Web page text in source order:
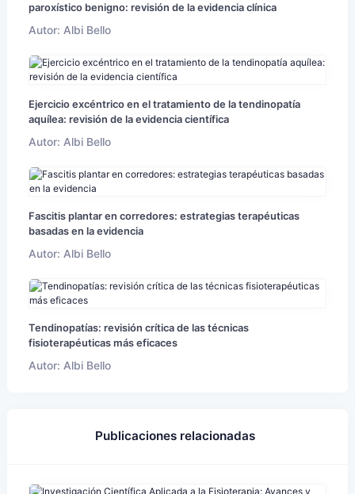
paroxístico benigno: revisión de la evidencia clínica
Autor: Albi Bello
Ejercicio excéntrico en el tratamiento de la tendinopatía
aquílea: revisión de la evidencia científica
Autor: Albi Bello
Fascitis plantar en corredores: estrategias terapéuticas
basadas en la evidencia
Autor: Albi Bello
Tendinopatías: revisión crítica de las técnicas
fisioterapéuticas más eficaces
Autor: Albi Bello
Publicaciones relacionadas